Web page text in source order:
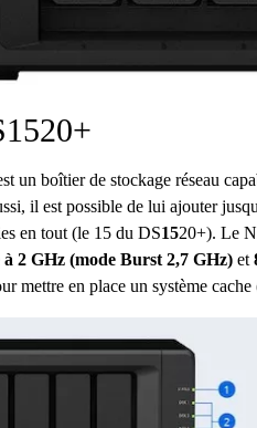
un boîtier de stockage réseau
il est possible de lui ajouter
en tout (le 15 du DS1520+). Le
à 2 GHz (mode Burst 2,7 GHz) et
mettre en place un système cache